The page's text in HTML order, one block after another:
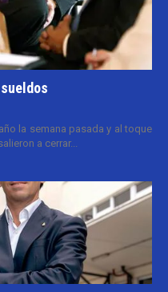
la semana pasada y al toque
a cerrar...